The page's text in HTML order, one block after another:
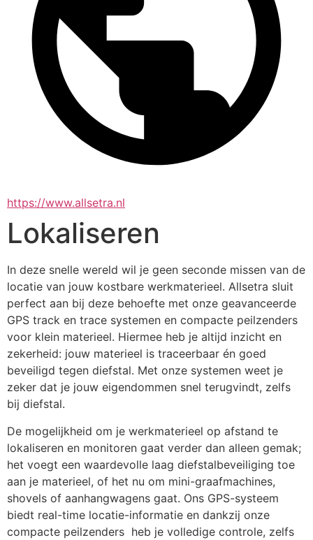
https://www.allsetra.nl
Lokaliseren
In deze snelle wereld wil je geen seconde missen van de
locatie van jouw kostbare werkmaterieel. Allsetra sluit
perfect aan bij deze behoefte met onze geavanceerde
GPS track en trace systemen en compacte peilzenders
voor klein materieel. Hiermee heb je altijd inzicht en
zekerheid: jouw materieel is traceerbaar én goed
beveiligd tegen diefstal. Met onze systemen weet je
zeker dat je jouw eigendommen snel terugvindt, zelfs
bij diefstal.
De mogelijkheid om je werkmaterieel op afstand te
lokaliseren en monitoren gaat verder dan alleen gemak;
het voegt een waardevolle laag diefstalbeveiliging toe
aan je materieel, of het nu om mini-graafmachines,
shovels of aanhangwagens gaat. Ons GPS-systeem
biedt real-time locatie-informatie en dankzij onze
compacte peilzenders  heb je volledige controle, zelfs